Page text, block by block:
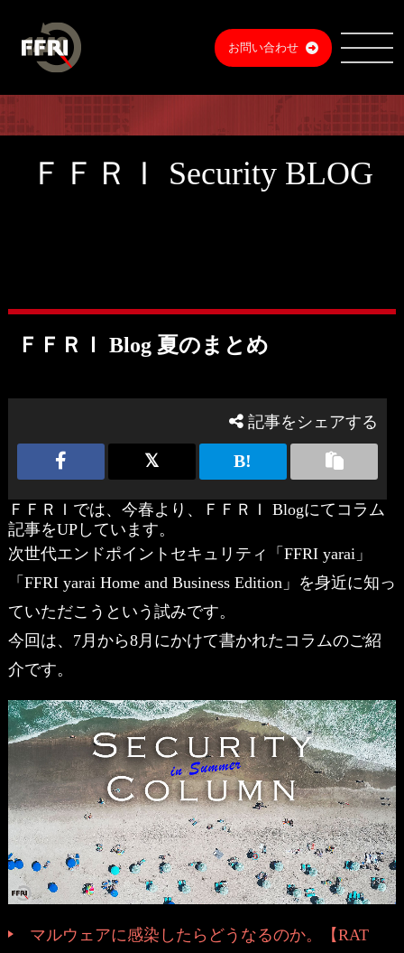
お問い合わせ
ＦＦＲＩ Security BLOG
ＦＦＲＩ Blog 夏のまとめ
記事をシェアする
ＦＦＲＩでは、今春より、ＦＦＲＩ Blogにてコラム
記事をUPしています。
次世代エンドポイントセキュリティ「FFRI yarai」
「FFRI yarai Home and Business Edition」を身近に知っ
ていただこうという試みです。
今回は、7月から8月にかけて書かれたコラムのご紹
介です。
マルウェアに感染したらどうなるのか。【RAT